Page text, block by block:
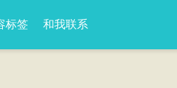
标签 和我联系